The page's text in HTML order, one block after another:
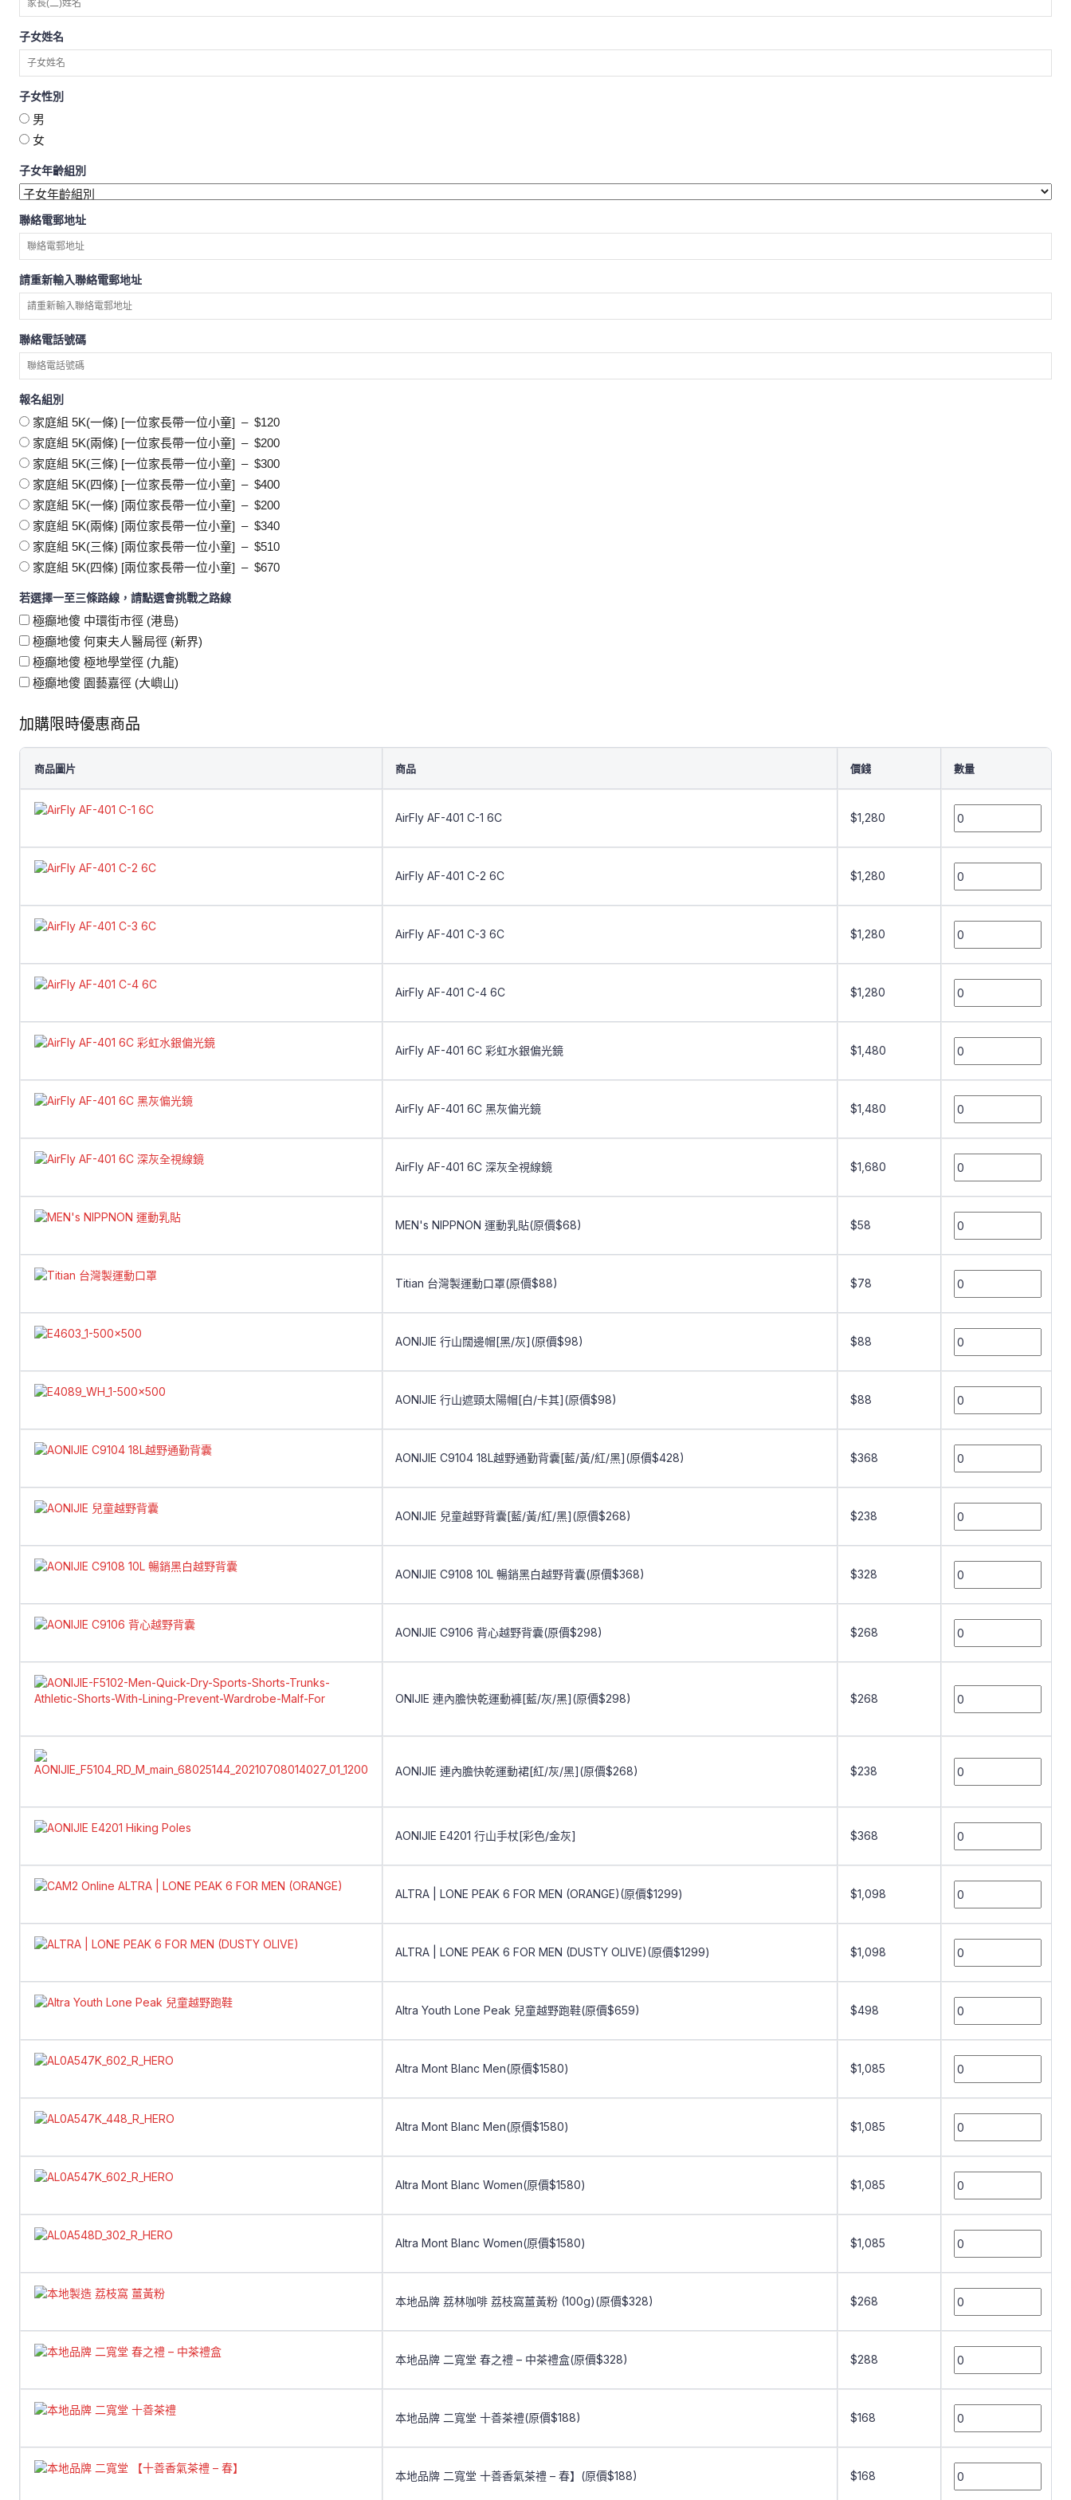
Running
Store
子女姓名
子女性別
男
女
子女年齡組別
聯絡電郵地址
請重新輸入聯絡電郵地址
聯絡電話號碼
報名組別
家庭組 5K(一條) [一位家長帶一位小童] – $120
家庭組 5K(兩條) [一位家長帶一位小童] – $200
家庭組 5K(三條) [一位家長帶一位小童] – $300
家庭組 5K(四條) [一位家長帶一位小童] – $400
家庭組 5K(一條) [兩位家長帶一位小童] – $200
家庭組 5K(兩條) [兩位家長帶一位小童] – $340
家庭組 5K(三條) [兩位家長帶一位小童] – $510
家庭組 5K(四條) [兩位家長帶一位小童] – $670
若選擇一至三條路線，請點選會挑戰之路線
極癲地傻 中環街市徑 (港島)
極癲地傻 何東夫人醫局徑 (新界)
極癲地傻 極地學堂徑 (九龍)
極癲地傻 園藝嘉徑 (大嶼山)
加購限時優惠商品
商品圖片 商品 價錢 數量
AirFly AF-401 C-1 6C $1,280
AirFly AF-401 C-2 6C $1,280
AirFly AF-401 C-3 6C $1,280
AirFly AF-401 C-4 6C $1,280
AirFly AF-401 6C 彩虹水銀偏光鏡 $1,480
AirFly AF-401 6C 黑灰偏光鏡 $1,480
AirFly AF-401 6C 深灰全視線鏡 $1,680
MEN's NIPPNON 運動乳貼(原價$68) $58
Titian 台灣製運動口罩(原價$88) $78
AONIJIE 行山闊邊帽[黑/灰](原價$98) $88
AONIJIE 行山遮頸太陽帽[白/卡其](原價$98) $88
AONIJIE C9104 18L越野通勤背囊[藍/黃/紅/黑](原價$428) $368
AONIJIE 兒童越野背囊[藍/黃/紅/黑](原價$268) $238
AONIJIE C9108 10L 暢銷黑白越野背囊(原價$368) $328
AONIJIE C9106 背心越野背囊(原價$298) $268
ONIJIE 連內膽快乾運動褲[藍/灰/黑](原價$298) $268
AONIJIE 連內膽快乾運動裙[紅/灰/黑](原價$268) $238
AONIJIE E4201 行山手杖[彩色/金灰] $368
ALTRA | LONE PEAK 6 FOR MEN (ORANGE)(原價$1299) $1,098
ALTRA | LONE PEAK 6 FOR MEN (DUSTY OLIVE)(原價$1299) $1,098
Altra Youth Lone Peak 兒童越野跑鞋(原價$659) $498
Altra Mont Blanc Men(原價$1580) $1,085
Altra Mont Blanc Men(原價$1580) $1,085
Altra Mont Blanc Women(原價$1580) $1,085
Altra Mont Blanc Women(原價$1580) $1,085
本地品牌 荔林咖啡 荔枝窩薑黃粉 (100g)(原價$328) $268
本地品牌 二寬堂 春之禮 – 中茶禮盒(原價$328) $288
本地品牌 二寬堂 十善茶禮(原價$188) $168
本地品牌 二寬堂 十善香氣茶禮 – 春】(原價$188) $168